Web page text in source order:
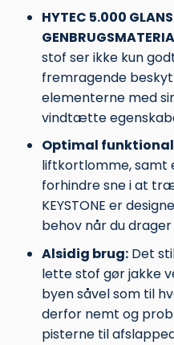
HYTEC 5.000 GLANS
stof ser ikke kun
fremragende
elementerne med
vindtætte
Optimal
liftkortlomme, samt
forhindre sne i at
KEYSTONE er
behov når du
Alsidig brug:Det
lette stof gør jakke
byen såvel som til
derfor nemt og
pisterne til